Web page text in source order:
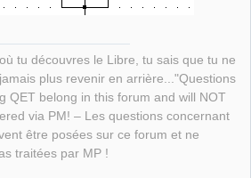
tu découvres le Libre, tu sais que tu ne
plus revenir en arrière..."Questions
QET belong in this forum and will NOT
via PM! – Les questions concernant
être posées sur ce forum et ne
traitées par MP !